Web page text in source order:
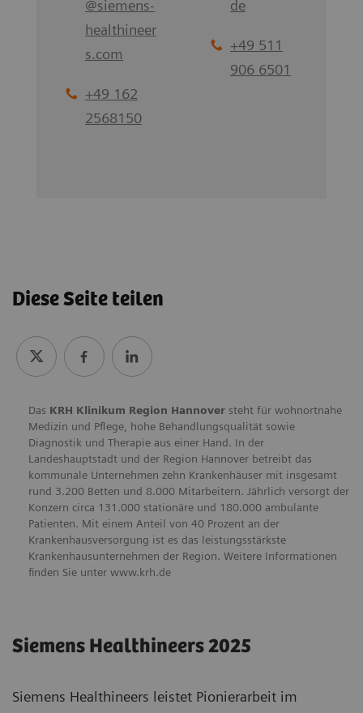
@siemens-
healthineer
s.com
+49 162
2568150
de
+49 511
906 6501
Diese Seite teilen
Das KRH Klinikum Region Hannover steht für wohnortnahe
Medizin und Pflege, hohe Behandlungsqualität sowie
Diagnostik und Therapie aus einer Hand. In der
Landeshauptstadt und der Region Hannover betreibt das
kommunale Unternehmen zehn Krankenhäuser mit insgesamt
rund 3.200 Betten und 8.000 Mitarbeitern. Jährlich versorgt der
Konzern circa 131.000 stationäre und 180.000 ambulante
Patienten. Mit einem Anteil von 40 Prozent an der
Krankenhausversorgung ist es das leistungsstärkste
Krankenhausunternehmen der Region. Weitere Informationen
finden Sie unter www.krh.de
Siemens Healthineers 2025
Siemens Healthineers leistet Pionierarbeit im